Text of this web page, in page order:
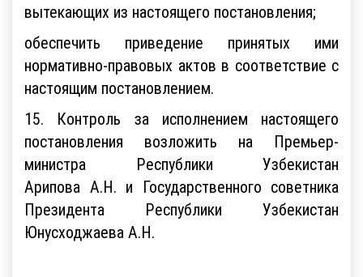
вытекающих из настоящего постановления;
обеспечить приведение принятых ими
нормативно-правовых актов в соответствие с
настоящим постановлением.
15. Контроль за исполнением настоящего
постановления возложить на Премьер-
министра Республики Узбекистан
Арипова А.Н. и Государственного советника
Президента Республики Узбекистан
Юнусходжаева А.Н.